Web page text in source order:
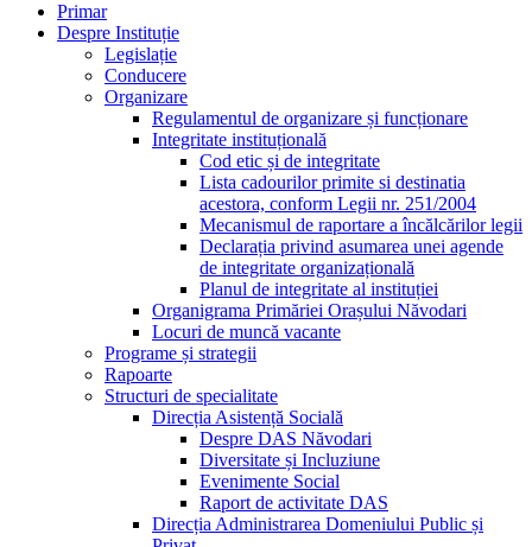
Primar
Despre Instituție
Legislație
Conducere
Organizare
Regulamentul de organizare și funcționare
Integritate instituțională
Cod etic și de integritate
Lista cadourilor primite si destinatia
acestora, conform Legii nr. 251/2004
Mecanismul de raportare a încălcărilor legii
Declarația privind asumarea unei agende
de integritate organizațională
Planul de integritate al instituției
Organigrama Primăriei Orașului Năvodari
Locuri de muncă vacante
Programe și strategii
Rapoarte
Structuri de specialitate
Direcția Asistență Socială
Despre DAS Năvodari
Diversitate și Incluziune
Evenimente Social
Raport de activitate DAS
Direcția Administrarea Domeniului Public și